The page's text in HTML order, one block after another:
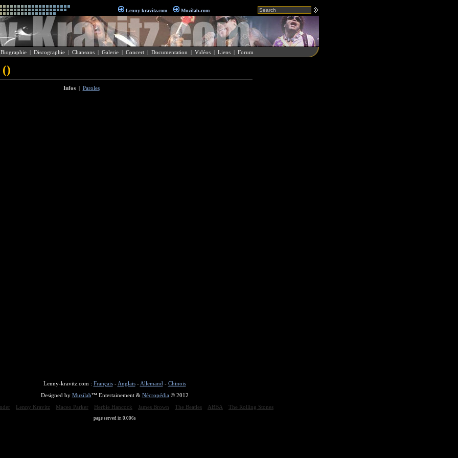
Lenny-kravitz.com Muzilab.com
Biographie | Discographie | Chansons | Galerie | Concert | Documentation | Vidéos | Liens | Forum
()
Infos| Paroles
Lenny-kravitz.com : Français- Anglais- Allemand - Chinois
Designed by Muzilab™ Entertainement & Nécropédia© 2012
Lenny Kravitz Maceo Parker Herbie Hancock James Brown The Beatles ABBA The Rolling Stones
page served in 0.006s